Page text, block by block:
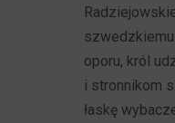
oporu, król
i stronnikom
łaskę